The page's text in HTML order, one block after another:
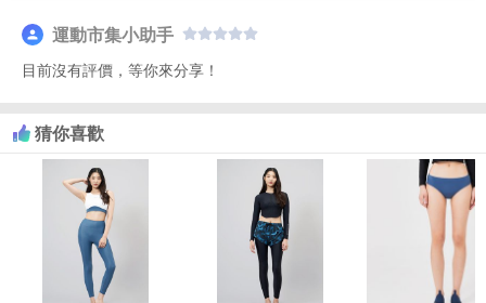
運動市集小助手
目前沒有評價，等你來分享！
猜你喜歡